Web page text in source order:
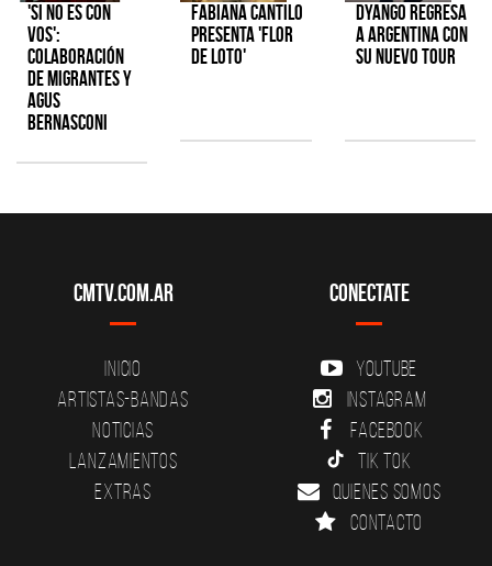
'Si No Es Con
Vos':
colaboración
de Migrantes y
Agus
Bernasconi
Fabiana Cantilo
presenta 'Flor
de Loto'
Dyango regresa
a Argentina con
su nuevo tour
CMTV.com.ar
Inicio
Artistas-Bandas
Noticias
Lanzamientos
Extras
Conectate
YouTube
Instagram
Facebook
Tik Tok
Quienes somos
Contacto